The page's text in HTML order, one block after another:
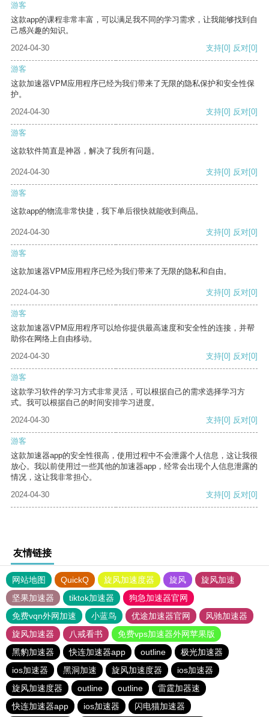
游客
这款app的课程非常丰富，可以满足我不同的学习需求，让我能够找到自
己感兴趣的知识。
2024-04-30
支持[0] 反对[0]
游客
这款加速器VPM应用程序已经为我们带来了无限的隐私保护和安全性保
护。
2024-04-30
支持[0] 反对[0]
游客
这款软件简直是神器，解决了我所有问题。
2024-04-30 支持[0] 反对[0]
游客
这款app的物流非常快捷，我下单后很快就能收到商品。
2024-04-30 支持[0] 反对[0]
游客
这款加速器VPM应用程序已经为我们带来了无限的隐私和自由。
2024-04-30 支持[0] 反对[0]
游客
这款加速器VPM应用程序可以给你提供最高速度和安全性的连接，并帮
助你在网络上自由移动。
2024-04-30
支持[0] 反对[0]
游客
这款学习软件的学习方式非常灵活，可以根据自己的需求选择学习方
式。我可以根据自己的时间安排学习进度。
2024-04-30
支持[0] 反对[0]
游客
这款加速器app的安全性很高，使用过程中不会泄露个人信息，这让我很
放心。我以前使用过一些其他的加速器app，经常会出现个人信息泄露的
情况，这让我非常担心。
2024-04-30
支持[0] 反对[0]
友情链接
网站地图 QuickQ 旋风加速度器 旋风
旋风加速
坚果加速器
tiktok加速器
狗急加速器官网
免费vqn外网加速
小蓝鸟 优途加速器官网
风驰加速器
旋风加速器
八戒看书
免费vps加速器外网苹果版
黑豹加速器
快连加速器app outline
极光加速器
ios加速器
黑洞加速 旋风加速度器
ios加速器
旋风加速度器
outline outline
雷霆加器速
快连加速器app
ios加速器 闪电猫加速器